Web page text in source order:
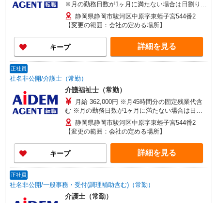
※月の勤務日数が1ヶ月に満たない場合は日割り計
算とする
静岡県静岡市駿河区中原字東蛭子宮544番2
【変更の範囲：会社の定める場所】
キープ 詳細を見る
正社員
社名非公開/介護士（常勤）
介護福祉士（常勤）
月給 362,000円 ※月45時間分の固定残業代含
む ※月の勤務日数が1ヶ月に満たない場合は日割
り計算とする
静岡県静岡市駿河区中原字東蛭子宮544番2
【変更の範囲：会社の定める場所】
キープ 詳細を見る
正社員
社名非公開/一般事務・受付(調理補助含む)（常勤）
介護士（常勤）